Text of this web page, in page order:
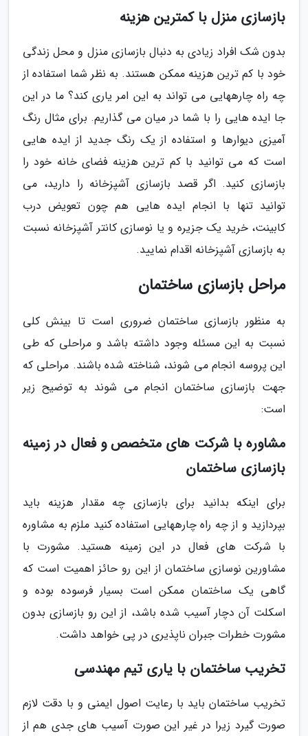
بازسازی منزل با کمترین هزینه
بدون شک افراد زیادی به دنبال بازسازی منزل و محل زندگی
خود با کم ترین هزینه ممکن هستند. به نظر شما استفاده از
چه راه چارههایی می تواند به این امر یاری کند؟ ما در این
جا ایده هایی را با شما در میان می گذاریم. برای مثال رنگ
آمیزی دیوارها و استفاده از یک رنگ جدید از ایده هایی
است که می توانید با کم ترین هزینه فضای خانه خود را
بازسازی کنید. اگر قصد بازسازی آشپزخانه را دارید، می
توانید تنها با انجام ایده هایی هم چون تعویض درب
کابینت، خرید یک جزیره و یا نوسازی کانتر آشپزخانه نسبت
به بازسازی آشپزخانه اقدام نمایید.
مراحل بازسازی ساختمان
به منظور بازسازی ساختمان ضروری است تا بینش کلی
نسبت به این مسئله وجود داشته باشد و مراحلی که طی
این پروسه انجام می شوند، شناخته شده باشند. مراحلی که
جهت بازسازی ساختمان انجام می شوند به توضیح زیر
است:
مشاوره با شرکت های متخصص و فعال در زمینه
بازسازی ساختمان
برای اینکه بدانید برای بازسازی چه مقدار هزینه باید
بپردازید و از چه راه چارههایی استفاده کنید ملزم به مشاوره
با شرکت های فعال در این زمینه هستید. مشورت با
مشاورین نوسازی ساختمان از این رو حائز اهمیت است که
گاهی یک ساختمان ممکن است بسیار فرسوده بوده و
اسکلت آن دچار آسیب شده باشد، از این رو بازسازی بدون
مشورت خطرات جبران ناپذیری در پی خواهد داشت.
تخریب ساختمان با یاری تیم مهندسی
تخریب ساختمان باید با رعایت اصول ایمنی و با دقت لازم
صورت گیرد زیرا در غیر این صورت آسیب های جدی هم از